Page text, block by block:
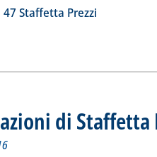
47 Staffetta Prezzi
di Staffetta